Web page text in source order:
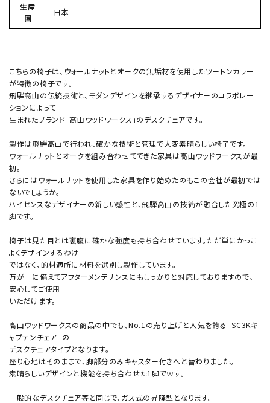
生産
国
日本
こちらの椅子は、ウォールナットとオークの無垢材を使用したツートンカラー
が特徴の椅子です。
飛騨高山の伝統技術と、モダンデザインを継承するデザイナーのコラボレー
ションによって
生まれたブランド「高山ウッドワークス」のデスクチェアです。
製作は飛騨高山で行われ、確かな技術と管理で大変素晴らしい椅子です。
ウォールナットとオークを組み合わせてできた家具は高山ウッドワークスが最
初。
さらにはウォールナットを使用した家具を作り始めたのもこの会社が最初では
ないでしょうか。
ハイセンスなデザイナーの新しい感性と、飛騨高山の技術が融合した究極の1
脚です。
椅子は見た目とは裏腹に確かな強度も持ち合わせています。ただ単にかっこ
よくデザインするわけ
ではなく、的材適所に材料を選別し製作しています。
万が一に備えてアフターメンテナンスにもしっかりと対応しておりますので、
安心してご使用
いただけます。
高山ウッドワークスの商品の中でも、No.1の売り上げと人気を誇る¨SC3Kキ
ャプテンチェア¨の
デスクチェアタイプとなります。
座り心地はそのままで、脚部分のみキャスター付きへと替わりました。
素晴らしいデザインと機能を持ち合わせた1脚でｗす。
一般的なデスクチェア等と同じで、ガス式の昇降型となります。